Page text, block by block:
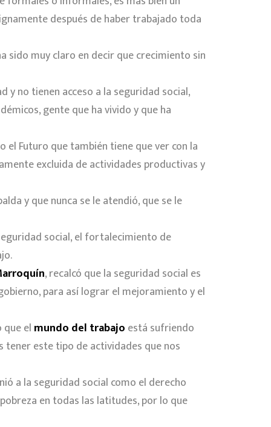
después de haber trabajado toda
sido muy claro en decir que crecimiento sin
y no tienen acceso a la seguridad social,
gente que ha vivido y que ha
el Futuro que también tiene que ver con la
excluida de actividades productivas y
y que nunca se le atendió, que se le
social, el fortalecimiento de
, recalcó que la seguridad social es
para así lograr el mejoramiento y el
el mundo del trabajo está sufriendo
este tipo de actividades que nos
a la seguridad social como el derecho
en todas las latitudes, por lo que